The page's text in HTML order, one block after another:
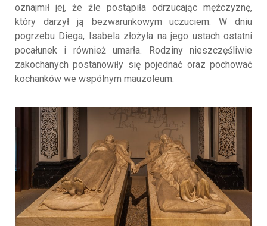
oznajmił jej, że źle postąpiła odrzucając mężczyznę,
który darzył ją bezwarunkowym uczuciem. W dniu
pogrzebu Diega, Isabela złożyła na jego ustach ostatni
pocałunek i również umarła. Rodziny nieszczęśliwie
zakochanych postanowiły się pojednać oraz pochować
kochanków we wspólnym mauzoleum.